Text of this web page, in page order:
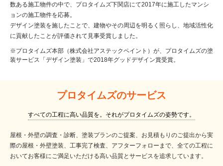
数ある施工物件の中で、プロタイムズ下関店にて2017年に施工したマンシ
ョンの施工物件を応募。
デザイン塗装を施したことで、建物やその周辺を明るく照らし、地域活性化
に貢献したことが評価されて見事受賞しました。
※プロタイムズ本部（株式会社アステックペイント）が、プロタイムズの塗
装サービス「デザイン塗装」で2018年グッドデザイン賞受賞。
プロタイムズのサービス
すべての工程に高い品質を。それがプロタイムズの姿勢です。
屋根・外壁の調査・診断、塗装プランのご提案、お見積もりのご提出から実
際の屋根・外壁塗装、工事完了検査、アフターフォローまで、全ての工程に
おいてお客様にご満足いただける高い品質とサービスを追求しています。